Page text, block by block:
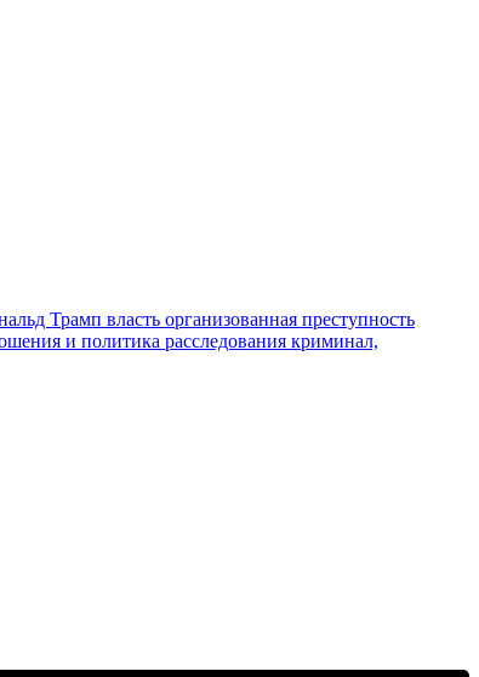
Трамп власть организованная преступность
и политика расследования криминал,